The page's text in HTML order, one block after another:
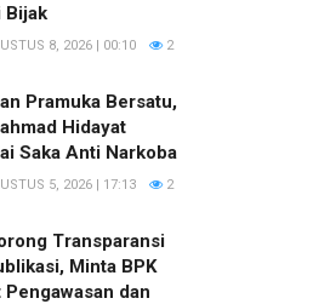
Bijak
8, 2026 | 00:10 2
Pramuka Bersatu,
Hidayat
Saka Anti Narkoba
5, 2026 | 17:13 2
Transparansi
Minta BPK
Pengawasan dan